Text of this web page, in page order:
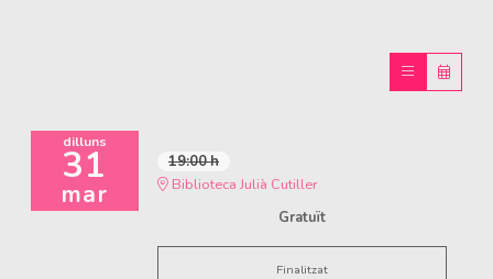
dilluns
31
mar
19:00 h
Biblioteca Julià Cutiller
Gratuït
Finalitzat